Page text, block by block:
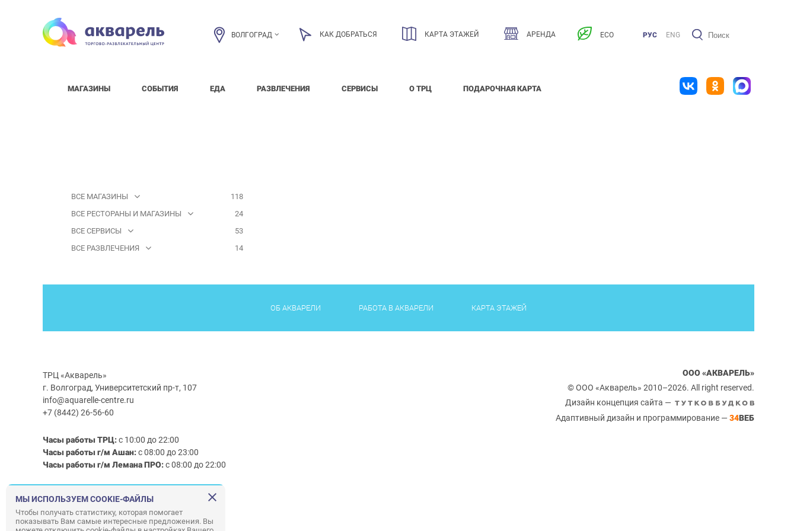
ВОЛГОГРАД КАК ДОБРАТЬСЯ КАРТА ЭТАЖЕЙ АРЕНДА ECO РУС ENG
МАГАЗИНЫ СОБЫТИЯ ЕДА РАЗВЛЕЧЕНИЯ СЕРВИСЫ О ТРЦ ПОДАРОЧНАЯ КАРТА
ВСЕ МАГАЗИНЫ
118
ВСЕ РЕСТОРАНЫ И МАГАЗИНЫ
24
ВСЕ СЕРВИСЫ
53
ВСЕ РАЗВЛЕЧЕНИЯ
14
ОБ АКВАРЕЛИ РАБОТА В АКВАРЕЛИ КАРТА ЭТАЖЕЙ
ТРЦ «Акварель»
г. Волгоград, Университетский пр-т, 107
info@aquarelle-centre.ru
+7 (8442) 26-56-60
Часы работы ТРЦ:с 10:00 до 22:00
Часы работы г/м Ашан:с 08:00 до 23:00
Часы работы г/м Лемана ПРО:с 08:00 до 22:00
Правила посещения ТРЦ «Акварель»
ООО «АКВАРЕЛЬ»
© ООО «Акварель» 2010–2026. All right reserved.
Дизайн концепция сайта —
Адаптивный дизайн и программирование — 34ВЕБ
МЫ ИСПОЛЬЗУЕМ COOKIE-ФАЙЛЫ
Чтобы получать статистику, которая помогает
показывать Вам самые интересные предложения. Вы